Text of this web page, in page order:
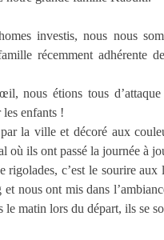
investis, nous nous
récemment adhérente
nous étions tous
les enfants !
la ville et décoré aux
où ils ont passé la journée à
rigolades, c’est le sourire aux
nous ont mis dans
le matin lors du départ, ils se